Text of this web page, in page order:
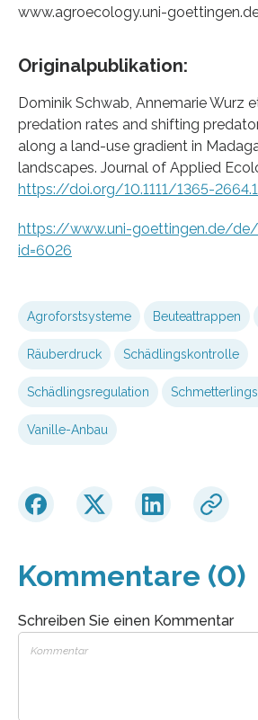
www.agroecology.uni-
Originalpublikation:
Dominik Schwab, Annemarie Wurz
predation rates and shifting
along a land-use gradient in
landscapes. Journal of Applied
https://doi.org/10.1111/1365-
https://www.uni-goettingen.de/
id=6026
Agroforstsysteme Beuteattrappen
Räuberdruck Schädlingskontrolle
Schädlingsregulation
Vanille-Anbau
Kommentare (0)
Schreiben Sie einen Kommentar